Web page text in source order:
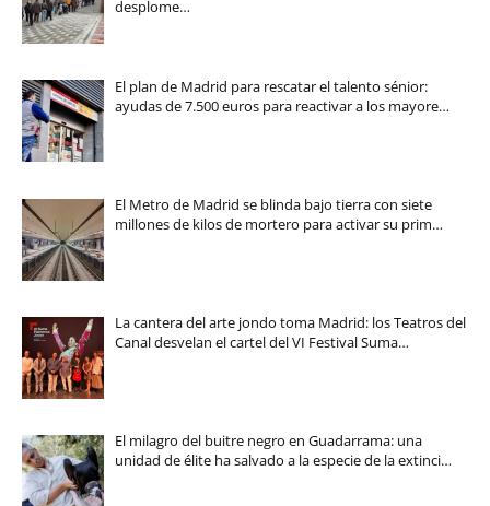
desplome…
El plan de Madrid para rescatar el talento sénior:
ayudas de 7.500 euros para reactivar a los mayore…
El Metro de Madrid se blinda bajo tierra con siete
millones de kilos de mortero para activar su prim…
La cantera del arte jondo toma Madrid: los Teatros del
Canal desvelan el cartel del VI Festival Suma…
El milagro del buitre negro en Guadarrama: una
unidad de élite ha salvado a la especie de la extinci…